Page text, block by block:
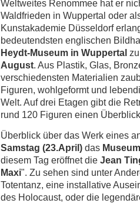
Weltweites Renommee hat er
Waldfrieden in Wuppertal oder
Kunstakademie Düsseldorf
bedeutendsten englischen
Heydt-Museum in Wuppertal
August. Aus Plastik, Glas,
verschiedensten Materialien
Figuren, wohlgeformt und
Welt. Auf drei Etagen gibt die
rund 120 Figuren einen
Überblick über das Werk eines
Samstag (23.April) das
diesem Tag eröffnet die Jean
Maxi". Zu sehen sind unter
Totentanz, eine installative
des Holocaust, oder die